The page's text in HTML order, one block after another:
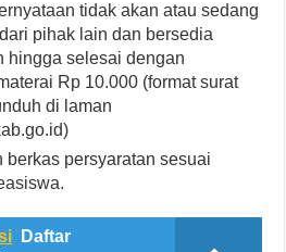
tidak akan atau sedang
pihak lain dan bersedia
hingga selesai dengan
Rp 10.000 (format surat
di laman
berkas persyaratan sesuai
Daftar